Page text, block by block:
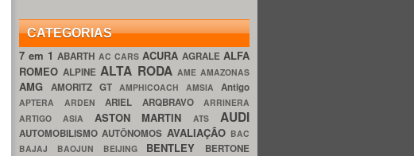
CATEGORIAS
7 em 1ABARTH AC CARS ACURA AGRALE ALFA
ROMEOALPINEALTA RODA AME AMAZONAS
AMG AMORITZ GT AMPHICOACH AMSIA Antigo
APTERA ARDEN ARIEL ARQBRAVO ARRINERA
ARTIGO ASIA ASTON MARTINATS AUDI
AUTOMOBILISMOAUTÔNOMOS AVALIAÇÃO BAC
BAJAJ BAOJUN BEIJING BENTLEY BERTONE